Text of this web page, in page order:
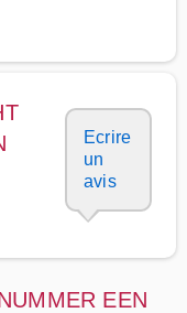
Ecrire
un
avis
EEN